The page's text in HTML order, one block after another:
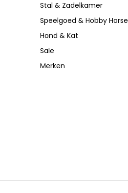
Stal & Zadelkamer
Speelgoed & Hobby Horse
Hond & Kat
Sale
Merken